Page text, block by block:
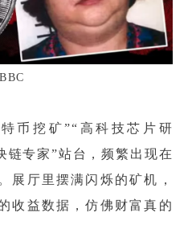
BBC
币挖矿”“高科技芯片研
链专家”站台，频繁出现在
展厅里摆满闪烁的矿机，
收益数据，仿佛财富真的